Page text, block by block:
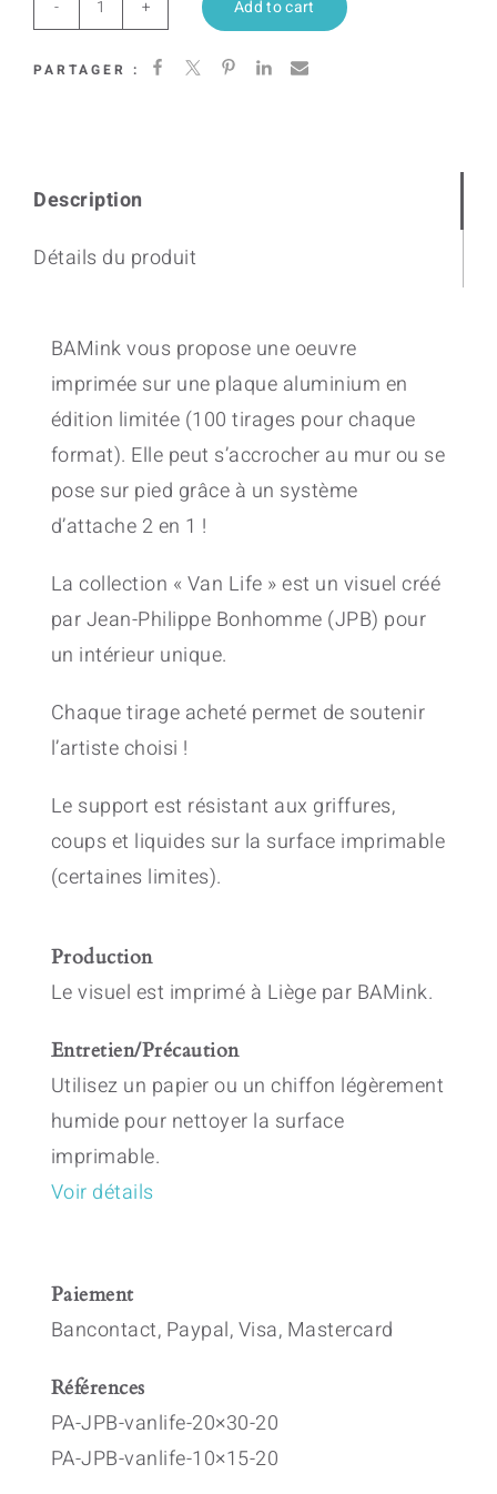
Van
Life
Add to cart
PARTAGER :
Description
Détails du produit
BAMink vous propose une oeuvre
imprimée sur une plaque aluminium en
édition limitée (100 tirages pour chaque
format). Elle peut s’accrocher au mur ou se
pose sur pied grâce à un système
d’attache 2 en 1 !
La collection « Van Life » est un visuel créé
par Jean-Philippe Bonhomme (JPB) pour
un intérieur unique.
Chaque tirage acheté permet de soutenir
l’artiste choisi !
Le support est résistant aux griffures,
coups et liquides sur la surface imprimable
(certaines limites).
Production
Le visuel est imprimé à Liège par BAMink.
Entretien/Précaution
Utilisez un papier ou un chiffon légèrement
humide pour nettoyer la surface
imprimable.
Voir détails
Paiement
Bancontact, Paypal, Visa, Mastercard
Références
PA-JPB-vanlife-20×30-20
PA-JPB-vanlife-10×15-20